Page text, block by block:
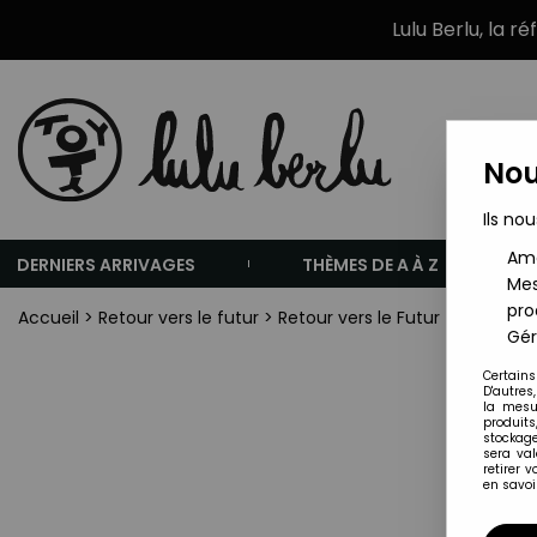
Lulu Berlu, la
DERNIERS ARRIVAGES THÈMES DE A À Z
Accueil > Retour vers le futur > Retour vers le Futur - Welly -
Ils
la
sera
retirer
en